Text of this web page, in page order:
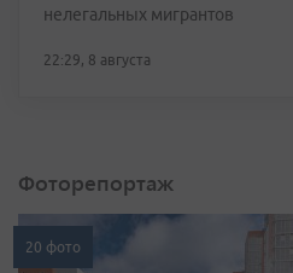
нелегальных мигрантов
22:29, 8 августа
Фоторепортаж
20 фото